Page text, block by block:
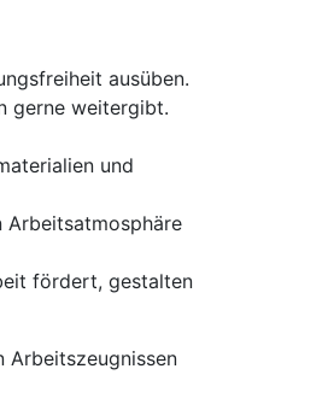
ausüben.
gerne weitergibt.
und
fördert, gestalten
Arbeitszeugnissen